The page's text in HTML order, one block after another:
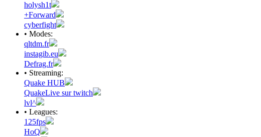
holysh1t
+Forward
cyberfight
• Modes:
qltdm.fr
instagib.eu
Defrag.fr
• Streaming:
Quake HUB
QuakeLive sur twitch
lvl^
• Leagues:
125fps
HoQ